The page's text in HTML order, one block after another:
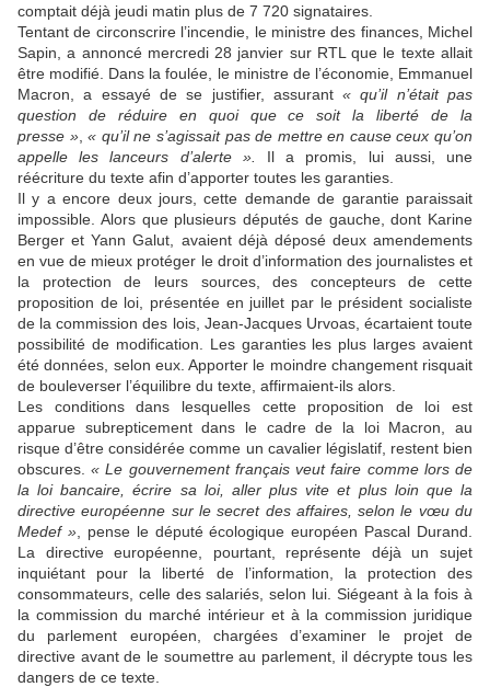
comptait déjà jeudi matin plus de 7 720 signataires.
Tentant de circonscrire l’incendie, le ministre des finances, Michel
Sapin, a annoncé mercredi 28 janvier sur RTL que le texte allait
être modifié. Dans la foulée, le ministre de l’économie, Emmanuel
Macron, a essayé de se justifier, assurant« qu’il n’était pas
question de réduire en quoi que ce soit la liberté de la
presse »,« qu’il ne s’agissait pas de mettre en cause ceux qu’on
appelle les lanceurs d’alerte ».
Il a promis, lui aussi, une
réécriture du texte afin d’apporter toutes les garanties.
Il y a encore deux jours, cette demande de garantie paraissait
impossible. Alors que plusieurs députés de gauche, dont Karine
Berger et Yann Galut, avaient déjà déposé deux amendements
en vue de mieux protéger le droit d’information des journalistes et
la protection de leurs sources, des concepteurs de cette
proposition de loi, présentée en juillet par le président socialiste
de la commission des lois, Jean-Jacques Urvoas, écartaient toute
possibilité de modification. Les garanties les plus larges avaient
été données, selon eux. Apporter le moindre changement risquait
de bouleverser l’équilibre du texte, affirmaient-ils alors.
Les conditions dans lesquelles cette proposition de loi est
apparue subrepticement dans le cadre de la loi Macron, au
risque d’être considérée comme un cavalier législatif, restent bien
obscures.« Le gouvernement français veut faire comme lors de
la loi bancaire, écrire sa loi, aller plus vite et plus loin que la
directive européenne sur le secret des affaires, selon le vœu du
Medef », pense le député écologique européen Pascal Durand.
La directive européenne, pourtant, représente déjà un sujet
inquiétant pour la liberté de l’information, la protection des
consommateurs, celle des salariés, selon lui. Siégeant à la fois à
la commission du marché intérieur et à la commission juridique
du parlement européen, chargées d’examiner le projet de
directive avant de le soumettre au parlement, il décrypte tous les
dangers de ce texte.